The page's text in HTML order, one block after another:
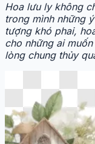
Hoa lưu ly không
trong mình những
tượng khó phai,
cho những ai
lòng chung thủy